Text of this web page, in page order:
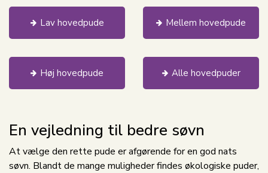
Lav hovedpude Mellem hovedpude
Høj hovedpude Alle hovedpuder
En vejledning til bedre søvn
At vælge den rette pude er afgørende for en god nats
søvn. Blandt de mange muligheder findes økologiske puder,